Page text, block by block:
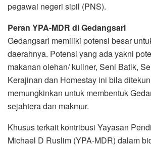
pegawai negeri sipil (PNS).
Peran YPA-MDR di Gedangsari
Gedangsari memiliki potensi besar
daerahnya. Potensi yang ada yakni
makanan olehan/ kuliner, Seni Batik,
Kerajinan dan Homestay ini bila
memungkinkan untuk membentuk
sejahtera dan makmur.
Khusus terkait kontribusi Yayasan
Michael D Ruslim (YPA-MDR) dalam